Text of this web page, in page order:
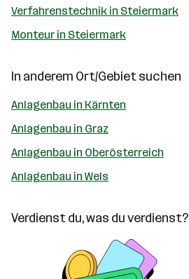
Verfahrenstechnik in Steiermark
Monteur in Steiermark
In anderem Ort/Gebiet suchen
Anlagenbau in Kärnten
Anlagenbau in Graz
Anlagenbau in Oberösterreich
Anlagenbau in Wels
Verdienst du, was du verdienst?